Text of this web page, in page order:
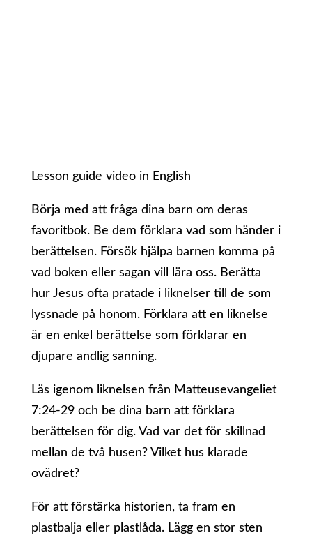
Lesson guide video in English
Börja med att fråga dina barn om deras
favoritbok. Be dem förklara vad som händer i
berättelsen. Försök hjälpa barnen komma på
vad boken eller sagan vill lära oss. Berätta
hur Jesus ofta pratade i liknelser till de som
lyssnade på honom. Förklara att en liknelse
är en enkel berättelse som förklarar en
djupare andlig sanning.
Läs igenom liknelsen från Matteusevangeliet
7:24-29 och be dina barn att förklara
berättelsen för dig. Vad var det för skillnad
mellan de två husen? Vilket hus klarade
ovädret?
För att förstärka historien, ta fram en
plastbalja eller plastlåda. Lägg en stor sten